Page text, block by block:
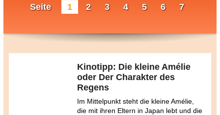
Seite 1 2 3 4 5 6 7
Kinotipp: Die kleine Amélie
oder Der Charakter des
Regens
Im Mittelpunkt steht die kleine Amélie,
die mit ihren Eltern in Japan lebt und die